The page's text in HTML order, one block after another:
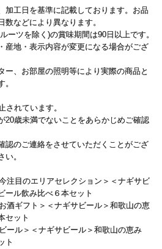
工日を基準に記載しております。お品
などにより異なります。
ーツを除く)の賞味期間は90日以上です。
地・表示内容が変更になる場合がござ
、お部屋の照明等により実際の商品と
れています。
歳未満でないことをあらかじめご確認
のご連絡をさせていただくことがござ
。
注目のエリアセレクション ＞＜ナギサビ
ル飲み比べ６本セット
お酒ギフト ＞＜ナギサビール＞和歌山の恵
セット
ビール ＞＜ナギサビール＞和歌山の恵み
ト